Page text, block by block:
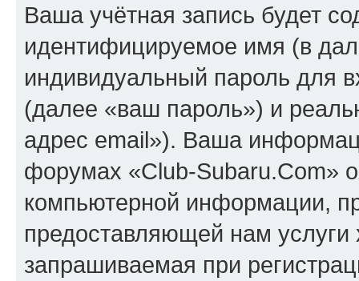
Ваша учётная запись будет
идентифицируемое имя (в
индивидуальный пароль для
(далее «ваш пароль») и
адрес email»). Ваша
форумах «Club-Subaru.Com»
компьютерной информации,
предоставляющей нам
запрашиваемая при